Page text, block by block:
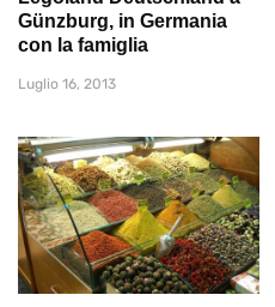
Günzburg, in Germania
con la famiglia
Luglio 16, 2013